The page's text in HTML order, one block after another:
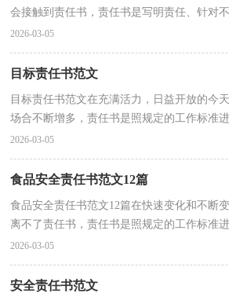
会接触到责任书，责任书是写明责任、针对
什么样的责任书才是有效的呢？下面是小编收
2026-03-05
目标责任书范文
目标责任书范文在充满活力，日益开放的今
场合不断增多，责任书是照规定的工作标准
来的制度。什么样的责任书才是有效的呢？以
2026-03-05
食品安全责任书范文12篇
食品安全责任书范文12篇在快速变化和不断
离不了责任书，责任书是照规定的工作标准
来的制度。那么责任书的格式，你掌握了吗？
2026-03-05
安全责任书范文